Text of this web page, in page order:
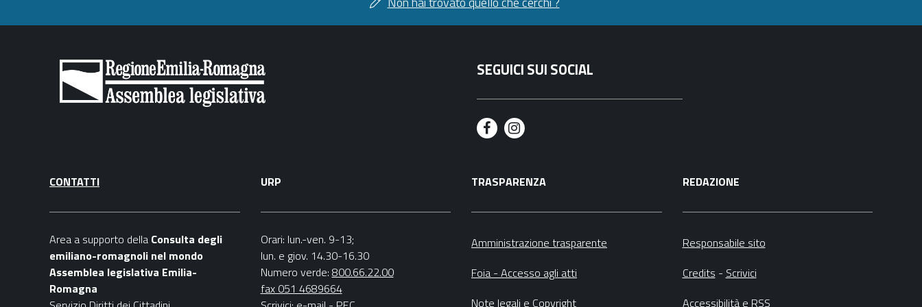
SEGUICI SUI SOCIAL
F
c
e
o
I
s
t
r
CONTATTI
Area a supporto della Consulta degli
emiliano-romagnoli nel mondo
Assemblea legislativa Emilia-
Romagna
URP
Orari: lun.-ven. 9-13;
lun. e giov. 14.30-16.30
Numero verde: 800.66.22.00
fax 051 4689664
TRASPARENZA
Amministrazione trasparente
Foia - Accesso agli atti
Note legali e Copyright
REDAZIONE
Responsabile sito
Credits - Scrivici
Accessibilitàe RSS